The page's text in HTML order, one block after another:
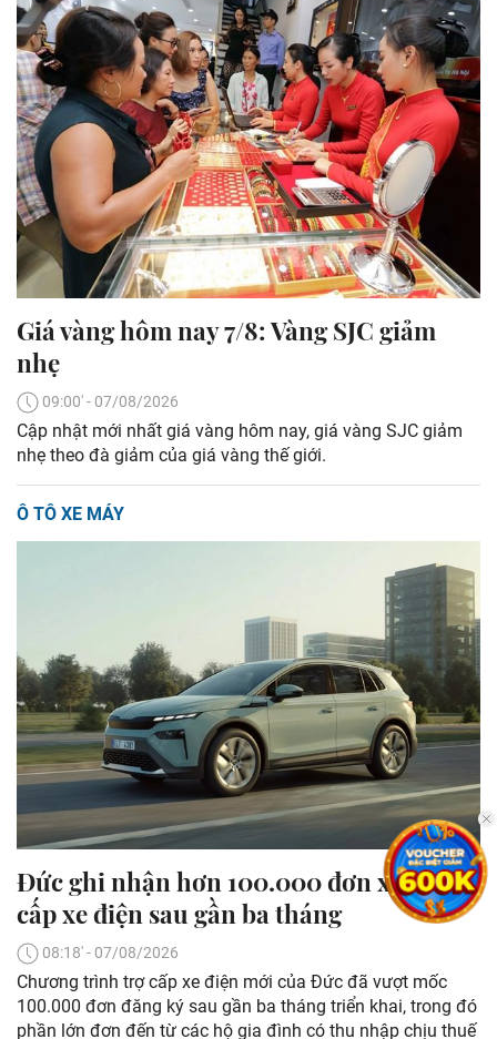
Giá vàng hôm nay 7/8: Vàng SJC giảm
nhẹ
09:00' - 07/08/2026
Cập nhật mới nhất giá vàng hôm nay, giá vàng SJC giảm
nhẹ theo đà giảm của giá vàng thế giới.
Ô TÔ XE MÁY
Đức ghi nhận hơn 100.000 đơn xin trợ
cấp xe điện sau gần ba tháng
08:18' - 07/08/2026
Chương trình trợ cấp xe điện mới của Đức đã vượt mốc
100.000 đơn đăng ký sau gần ba tháng triển khai, trong đó
phần lớn đơn đến từ các hộ gia đình có thu nhập chịu thuế